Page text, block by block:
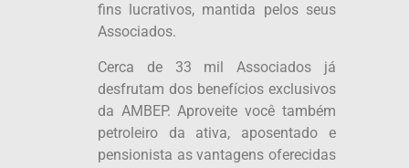
fins lucrativos, mantida pelos seus
Associados.
Cerca de 33 mil Associados já
desfrutam dos benefícios exclusivos
da AMBEP. Aproveite você também
petroleiro da ativa, aposentado e
pensionista as vantagens oferecidas